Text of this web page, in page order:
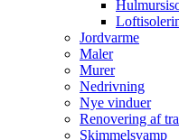
Jordvarme
Maler
Murer
Nedrivning
Nye vinduer
Renovering af
Skimmelsvamp